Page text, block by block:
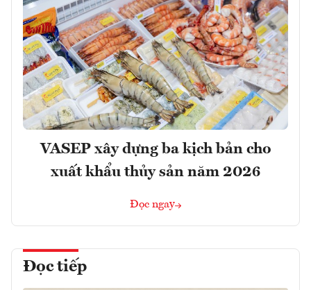
VASEP xây dựng ba kịch bản cho
xuất khẩu thủy sản năm 2026
Đọc ngay
Đọc tiếp